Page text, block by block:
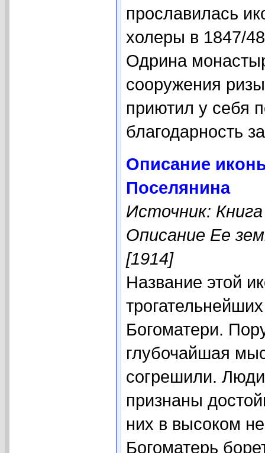
прославилась
холеры в 1847/
Одрина
сооружения
приютил у себя
благодарность
Описание
Поселянина
Источник:
Описание Ее
[1914]
Название этой
Богоматери.
глубочайшая
согрешили.
признаны
них в высоком
Богоматерь